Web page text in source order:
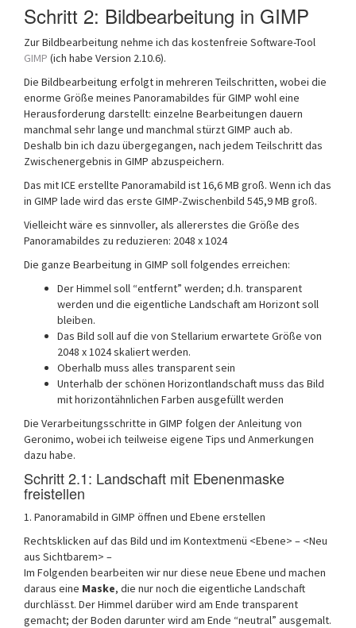
Schritt 2: Bildbearbeitung in GIMP
Zur Bildbearbeitung nehme ich das kostenfreie Software-Tool
GIMP (ich habe Version 2.10.6).
Die Bildbearbeitung erfolgt in mehreren Teilschritten, wobei die
enorme Größe meines Panoramabildes für GIMP wohl eine
Herausforderung darstellt: einzelne Bearbeitungen dauern
manchmal sehr lange und manchmal stürzt GIMP auch ab.
Deshalb bin ich dazu übergegangen, nach jedem Teilschritt das
Zwischenergebnis in GIMP abzuspeichern.
Das mit ICE erstellte Panoramabild ist 16,6 MB groß. Wenn ich das
in GIMP lade wird das erste GIMP-Zwischenbild 545,9 MB groß.
Vielleicht wäre es sinnvoller, als allererstes die Größe des
Panoramabildes zu reduzieren: 2048 x 1024
Die ganze Bearbeitung in GIMP soll folgendes erreichen:
Der Himmel soll “entfernt” werden; d.h. transparent
werden und die eigentliche Landschaft am Horizont soll
bleiben.
Das Bild soll auf die von Stellarium erwartete Größe von
2048 x 1024 skaliert werden.
Oberhalb muss alles transparent sein
Unterhalb der schönen Horizontlandschaft muss das Bild
mit horizontähnlichen Farben ausgefüllt werden
Die Verarbeitungsschritte in GIMP folgen der Anleitung von
Geronimo, wobei ich teilweise eigene Tips und Anmerkungen
dazu habe.
Schritt 2.1: Landschaft mit Ebenenmaske
freistellen
1. Panoramabild in GIMP öffnen und Ebene erstellen
Rechtsklicken auf das Bild und im Kontextmenü <Ebene> – <Neu
aus Sichtbarem> –
Im Folgenden bearbeiten wir nur diese neue Ebene und machen
daraus eine Maske, die nur noch die eigentliche Landschaft
durchlässt. Der Himmel darüber wird am Ende transparent
gemacht; der Boden darunter wird am Ende “neutral” ausgemalt.